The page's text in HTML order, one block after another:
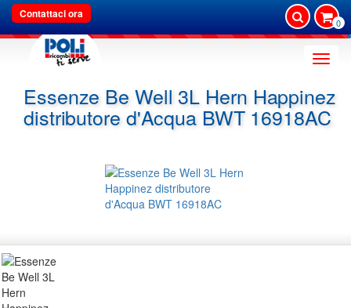
Contattaci ora
0
Toggle
Essenze Be Well 3L Hern Happinez
distributore d'Acqua BWT 16918AC